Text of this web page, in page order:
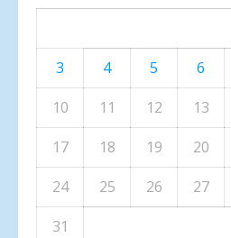
3
4 5 6
10
11 12 13
17
18 19 20
24
25 26 27
31